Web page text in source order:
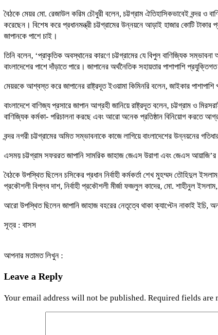
বৈঠকে মেয়র মো. রেজাউল করিম চৌধুরী বলেন, চট্টগ্রাম ঐতিহাসিকভাবেই বন্দর ও
করেছেন। বিশেষ করে প্রধানমন্ত্রী চট্টগ্রামের উন্নয়নে আড়াই হাজার কোটি টাকার
জাপানকে পাশে চাই।
তিনি বলেন, ‘প্রাকৃতিক অবস্থানের কারণে চট্টগ্রামের যে বিপুল বাণিজ্যিক
বাংলাদেশের পাশে দাঁড়াতে পারে। জাপানের অর্থনৈতিক সহায়তার পাশাপাশি
মেয়রকে আশ্বস্ত করে জাপানের রাষ্ট্রদূত ইওয়ামা কিমিনরি বলেন, জাইকার
বাংলাদেশে বাণিজ্য প্রসারে জাপান আগ্রহী জানিয়ে রাষ্ট্রদূত বলেন, চট্টগ্রাম ও
বাণিজ্যিক কর্মকা- পরিচালনা করছে এবং আরো অনেক প্রতিষ্ঠান বিনিয়োগ করতে
বন্দর নগরী চট্টগ্রামের অমিত সম্ভাবনাকে কাজে লাগিয়ে বাংলাদেশের উন্নয়নের
এসময় চট্টগ্রাম সফররত জাপানি সামরিক জাহাজ জেএস উরাগা এবং জেএস আয়াজি’র
বৈঠকে উপস্থিত ছিলেন চসিকের প্রধান নির্বাহী কর্মকর্তা শেখ মুহম্মদ তৌহিদুল
প্রকৌশলী বিপ্লব দাশ, নির্বাহী প্রকৌশলী মীর্জা ফজলুল কাদের, মো. শাহীনুল
আরো উপস্থিত ছিলেন জাপানি জাহাজ বহরের নেতৃত্বে থাকা ক্যাপ্টেন নাকাই ইচি,
সূত্র : বাসস
আপনার মতামত লিখুন :
Leave a Reply
Your email address will not be published. Required fields are